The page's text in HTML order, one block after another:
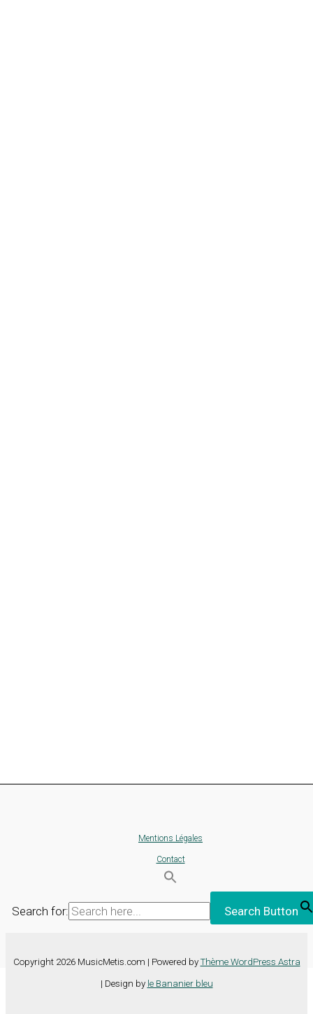
Mentions Légales
Contact
Search for: Search Button
Copyright 2026 MusicMetis.com | Powered by Thème WordPress Astra
| Design by le Bananier bleu